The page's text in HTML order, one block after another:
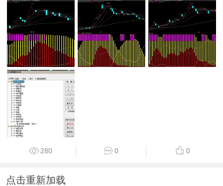
280 0 0
点击重新加载